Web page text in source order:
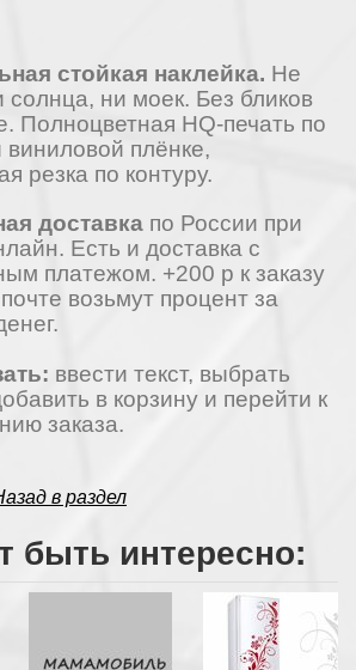
стойкая наклейка. Не
солнца, ни моек. Без бликов
Полноцветная HQ-печать по
виниловой плёнке,
резка по контуру.
доставка по России при
Есть и доставка с
платежом. +200 р к заказу
возьмут процент за
ввести текст, выбрать
в корзину и перейти к
заказа.
в раздел
быть интересно: